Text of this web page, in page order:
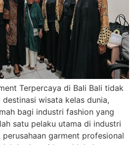
Terpercaya di Bali Bali tidak
wisata kelas dunia,
bagi industri fashion yang
satu pelaku utama di industri
perusahaan garment profesional